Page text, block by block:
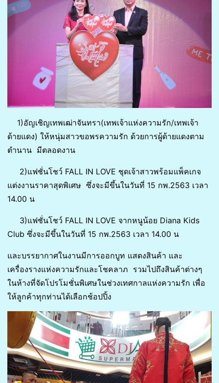
1)อัญเชิญเทพเฒ่าจันทรา(เทพเจ้าแห่งความรัก/เทพเจ้า
ด้ายแดง) ให้หนุ่มสาวขอพรความรัก ด้วยการผู้ด้ายแดงตาม
ตำนาน มีตลอดงาน
2)แฟชั่นโชว์ FALL IN LOVE ชุดเจ้าสาวพร้อมแพ็คเกจ
แต่งงานราคาสุดพิเศษ ซึ่งจะมีขึ้นในวันที่ 15 กพ.2563 เวลา
14.00 น
3)แฟชั่นโชว์ FALL IN LOVE จากหนูน้อย Diana Kids
Club ซึ่งจะมีขึ้นในวันที่ 15 กพ.2563 เวลา 14.00 น
และบรรยากาศในงานมีการออกบูท แสดงสินค้า และ
เครื่องรางแห่งความรักและโชคลาภ รวมไปถึงสินค้าต่างๆ
ในห้างที่จัดโปรโมชั่นพิเศษในช่วงเทศกาลแห่งความรัก เพื่อ
ให้ลูกค้าทุกท่านได้เลือกช้อปปิ้ง